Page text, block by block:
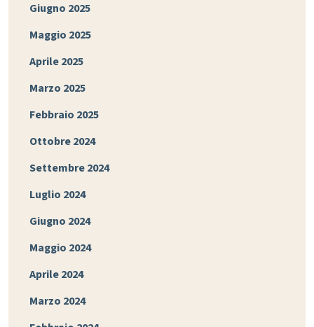
Giugno 2025
Maggio 2025
Aprile 2025
Marzo 2025
Febbraio 2025
Ottobre 2024
Settembre 2024
Luglio 2024
Giugno 2024
Maggio 2024
Aprile 2024
Marzo 2024